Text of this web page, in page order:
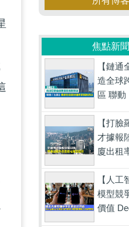
焦點新聞
【鏈
造全球
區 聯動
【打臉
才據報
廈出租
【人工
模型競
價值